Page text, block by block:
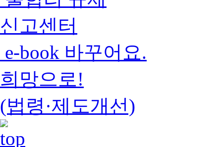
신고센터
e-book 바꾸어요.
희망으로!
(법령·제도개선)